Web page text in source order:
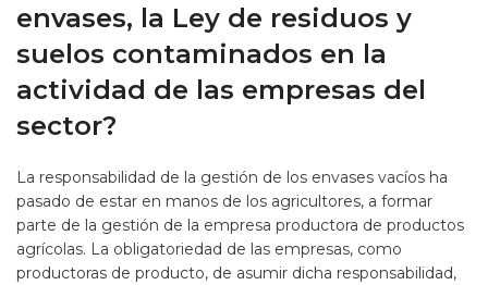
envases, la Ley de residuos y
suelos contaminados en la
actividad de las empresas del
sector?
La responsabilidad de la gestión de los envases vacíos ha
pasado de estar en manos de los agricultores, a formar
parte de la gestión de la empresa productora de productos
agrícolas. La obligatoriedad de las empresas, como
productoras de producto, de asumir dicha responsabilidad,